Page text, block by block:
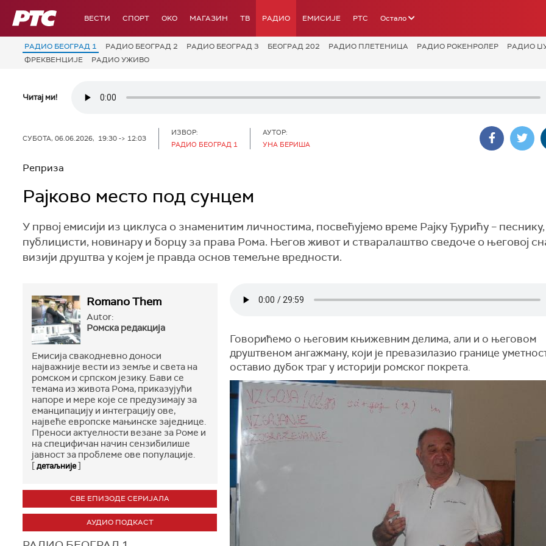
РТС ВЕСТИ СПОРТ OKO МАГАЗИН ТВ РАДИО ЕМИСИЈЕ РТС Остало
РАДИО БЕОГРАД 1 РАДИО БЕОГРАД 2 РАДИО БЕОГРАД 3 БЕОГРАД 202 РАДИО ПЛЕТЕНИЦА РАДИО РОКЕНРОЛЕР
РАДИО
ФРЕКВЕНЦИЈЕ
РАДИО УЖИВО
Читај ми!
СУБОТА, 06.06.2026, 19:30 -> 12:03
ИЗВОР:
РАДИО БЕОГРАД 1
АУТОР:
УНА БЕРИША
Реприза
Рајково место под сунцем
У првој емисији из циклуса о знаменитим личностима, посвећујемо време Рајку Ђурићу – песнику,
публицисти, новинару и борцу за права Рома. Његов живот и стваралаштво сведоче о његовој
визији друштва у којем је правда основ темељне вредности.
Romano Them
Autor:
Ромска редакција
Емисија свакодневно доноси
најважније вести из земље и света на
ромском и српском језику. Бави се
темама из живота Рома, приказујући
напоре и мере које се предузимају за
еманципацију и интеграцију ове,
највеће европске мањинске заједнице.
Преноси актуелности везане за Роме и
на специфичан начин сензибилише
јавност за проблеме ове популације.
[детаљније]
СВЕ ЕПИЗОДЕ СЕРИЈАЛА
АУДИО ПОДКАСТ
Говорићемо о његовим књижевним делима, али и о његовом
друштвеном ангажману, који је превазилазио границе
оставио дубок траг у историји ромског покрета.